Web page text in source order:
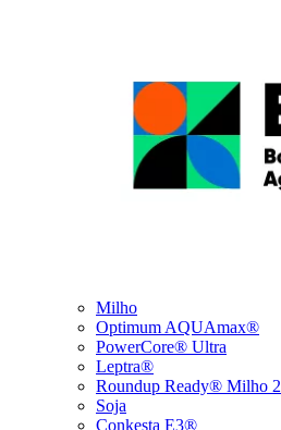
Milho
Optimum AQUAmax®
PowerCore® Ultra
Leptra®
Roundup Ready® Milho 2
Soja
Conkesta E3®